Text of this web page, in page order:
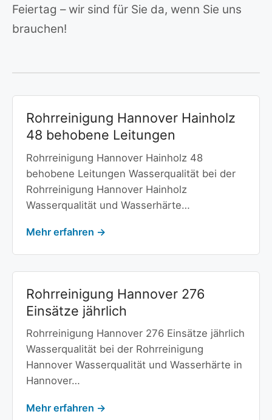
Feiertag – wir sind für Sie da, wenn Sie uns
brauchen!
Rohrreinigung Hannover Hainholz
48 behobene Leitungen
Rohrreinigung Hannover Hainholz 48
behobene Leitungen Wasserqualität bei der
Rohrreinigung Hannover Hainholz
Wasserqualität und Wasserhärte…
Mehr erfahren →
Rohrreinigung Hannover 276
Einsätze jährlich
Rohrreinigung Hannover 276 Einsätze jährlich
Wasserqualität bei der Rohrreinigung
Hannover Wasserqualität und Wasserhärte in
Hannover…
Mehr erfahren →